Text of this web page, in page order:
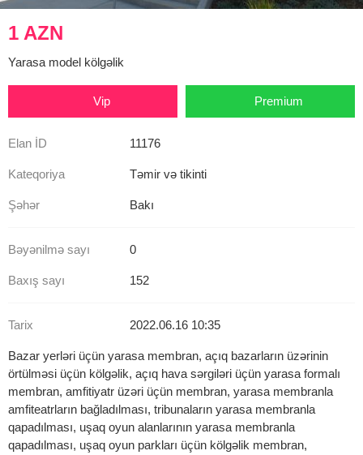
1 AZN
Yarasa model kölgəlik
Vip Premium
Elan İD 11176
Kateqoriya Təmir və tikinti
Şəhər Bakı
Bəyənilmə sayı 0
Baxış sayı 152
Tarix 2022.06.16 10:35
Bazar yerləri üçün yarasa membran, açıq bazarların üzərinin
örtülməsi üçün kölgəlik, açıq hava sərgiləri üçün yarasa formalı
membran, amfitiyatr üzəri üçün membran, yarasa membranla
amfiteatrların bağladılması, tribunaların yarasa membranla
qapadılması, uşaq oyun alanlarının yarasa membranla
qapadılması, uşaq oyun parkları üçün kölgəlik membran,